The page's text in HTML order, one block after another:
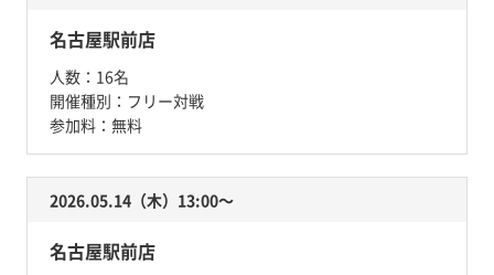
名古屋駅前店
人数： 16名
開催種別： フリー対戦
参加料： 無料
2026.05.14（木）13:00〜
名古屋駅前店